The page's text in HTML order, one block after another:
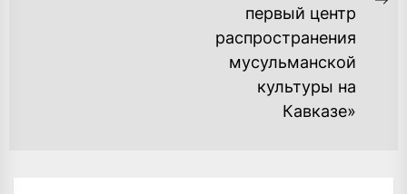
первый центр
распространения
мусульманской
культуры на
Кавказе»